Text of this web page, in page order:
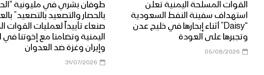
القوات المسلحة اليمنية تعلن
استهداف سفينة النفط السعودية
“Daisy” أثناء إبحارها في خليج عدن
وتجبرها على العودة
05/08/2026
طوفان بشري في مليونية
بالحصار والتصعيد بالتصعيد”
صنعاء تأييداً لعمليات القوات
اليمنية وتضامنا مع إخوتنا في
وإيران وغزة ضد العدوان
31/07/2026